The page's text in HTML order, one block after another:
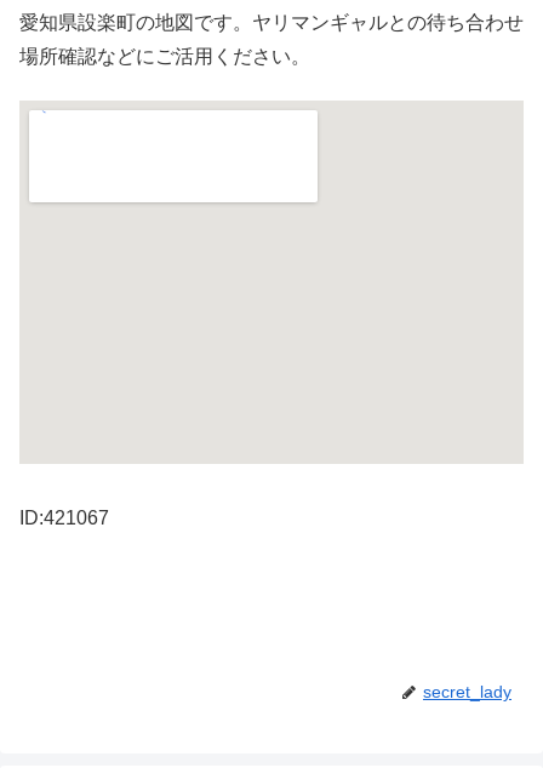
愛知県設楽町の地図です。ヤリマンギャルとの待ち合わせ
場所確認などにご活用ください。
ID:421067
secret_lady